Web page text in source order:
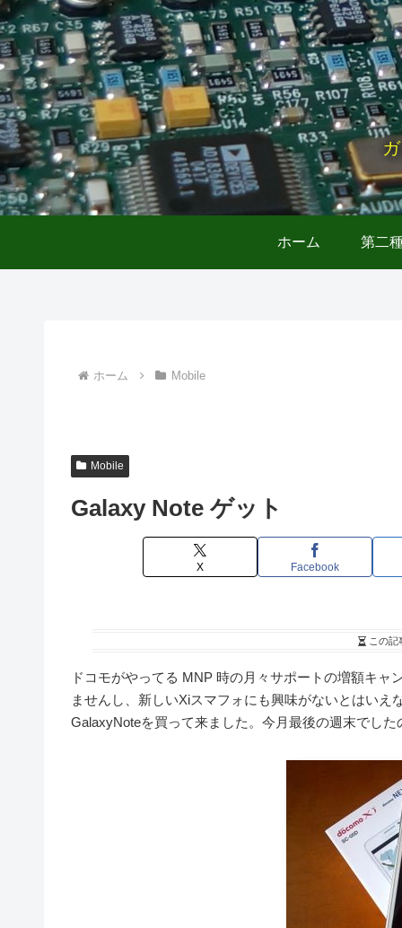
ホーム 第二
ホーム Mobile
Mobile
Galaxy Note ゲット
X Facebook
この記
ドコモがやってる MNP 時の月々サポートの増額キ
ませんし、新しいXiスマフォにも興味がないとはい
GalaxyNoteを買って来ました。今月最後の週末でした